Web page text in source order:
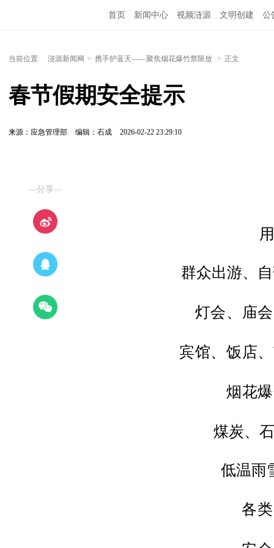
首页 新闻中心 视频涟源 文明创建 公
当前位置: 涟源新闻网 > 携手护蓝天——聚焦烟花爆竹禁限放 > 正文
春节假期安全提示
来源：应急管理部 编辑：石成 2026-02-22 23:29:10
—分享—
群众出游、
灯会、庙
宾馆、饭店
烟花
煤炭、
低温雨
各